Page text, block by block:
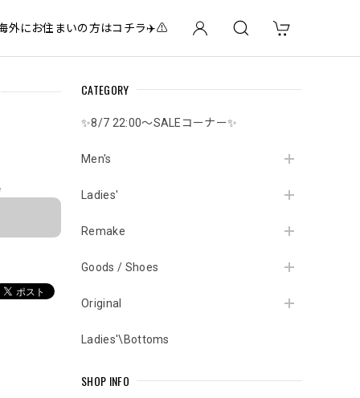
にお住まいの方はコチラ✈️⚠️
CATEGORY
✨8/7 22:00～SALEコーナー✨
Men's
Ladies'
Remake
Goods / Shoes
Original
Ladies'\Bottoms
SHOP INFO